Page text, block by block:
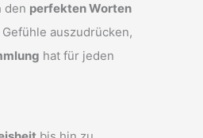
den perfekten Worten
auszudrücken,
hat für jeden